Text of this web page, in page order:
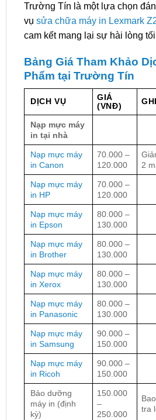
Trường Tín là một lựa chọn
vụ sửa chữa máy in Lexmark
cam kết mang lại sự hài lòng
Bảng Giá Tham Khảo
Phẩm tại Trường Tín
DỊCH VỤ
GIÁ
(VNĐ)
Nạp mực máy
in tại nhà
Nạp mực máy
in Canon
70.000 –
120.000
2
Nạp mực máy
in HP
70.000 –
120.000
Nạp mực máy
in Epson
80.000 –
130.000
Nạp mực máy
in Brother
80.000 –
130.000
Nạp mực máy
in Xerox
80.000 –
130.000
Nạp mực máy
in Panasonic
80.000 –
130.000
Nạp mực máy
in Samsung
90.000 –
150.000
Nạp mực máy
in Ricoh
90.000 –
150.000
Bảo dưỡng
máy in (định
kỳ)
150.000
–
250.000
tra